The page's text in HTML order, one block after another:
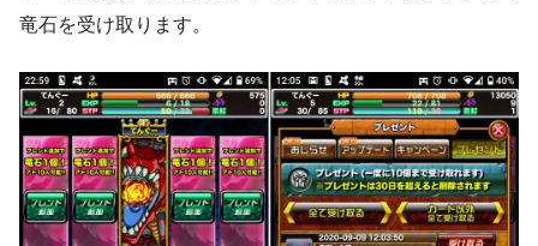
竜石を受け取ります。